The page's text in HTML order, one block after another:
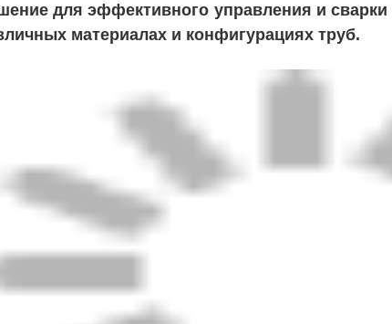
для эффективного управления и
материалах и конфигурациях труб.